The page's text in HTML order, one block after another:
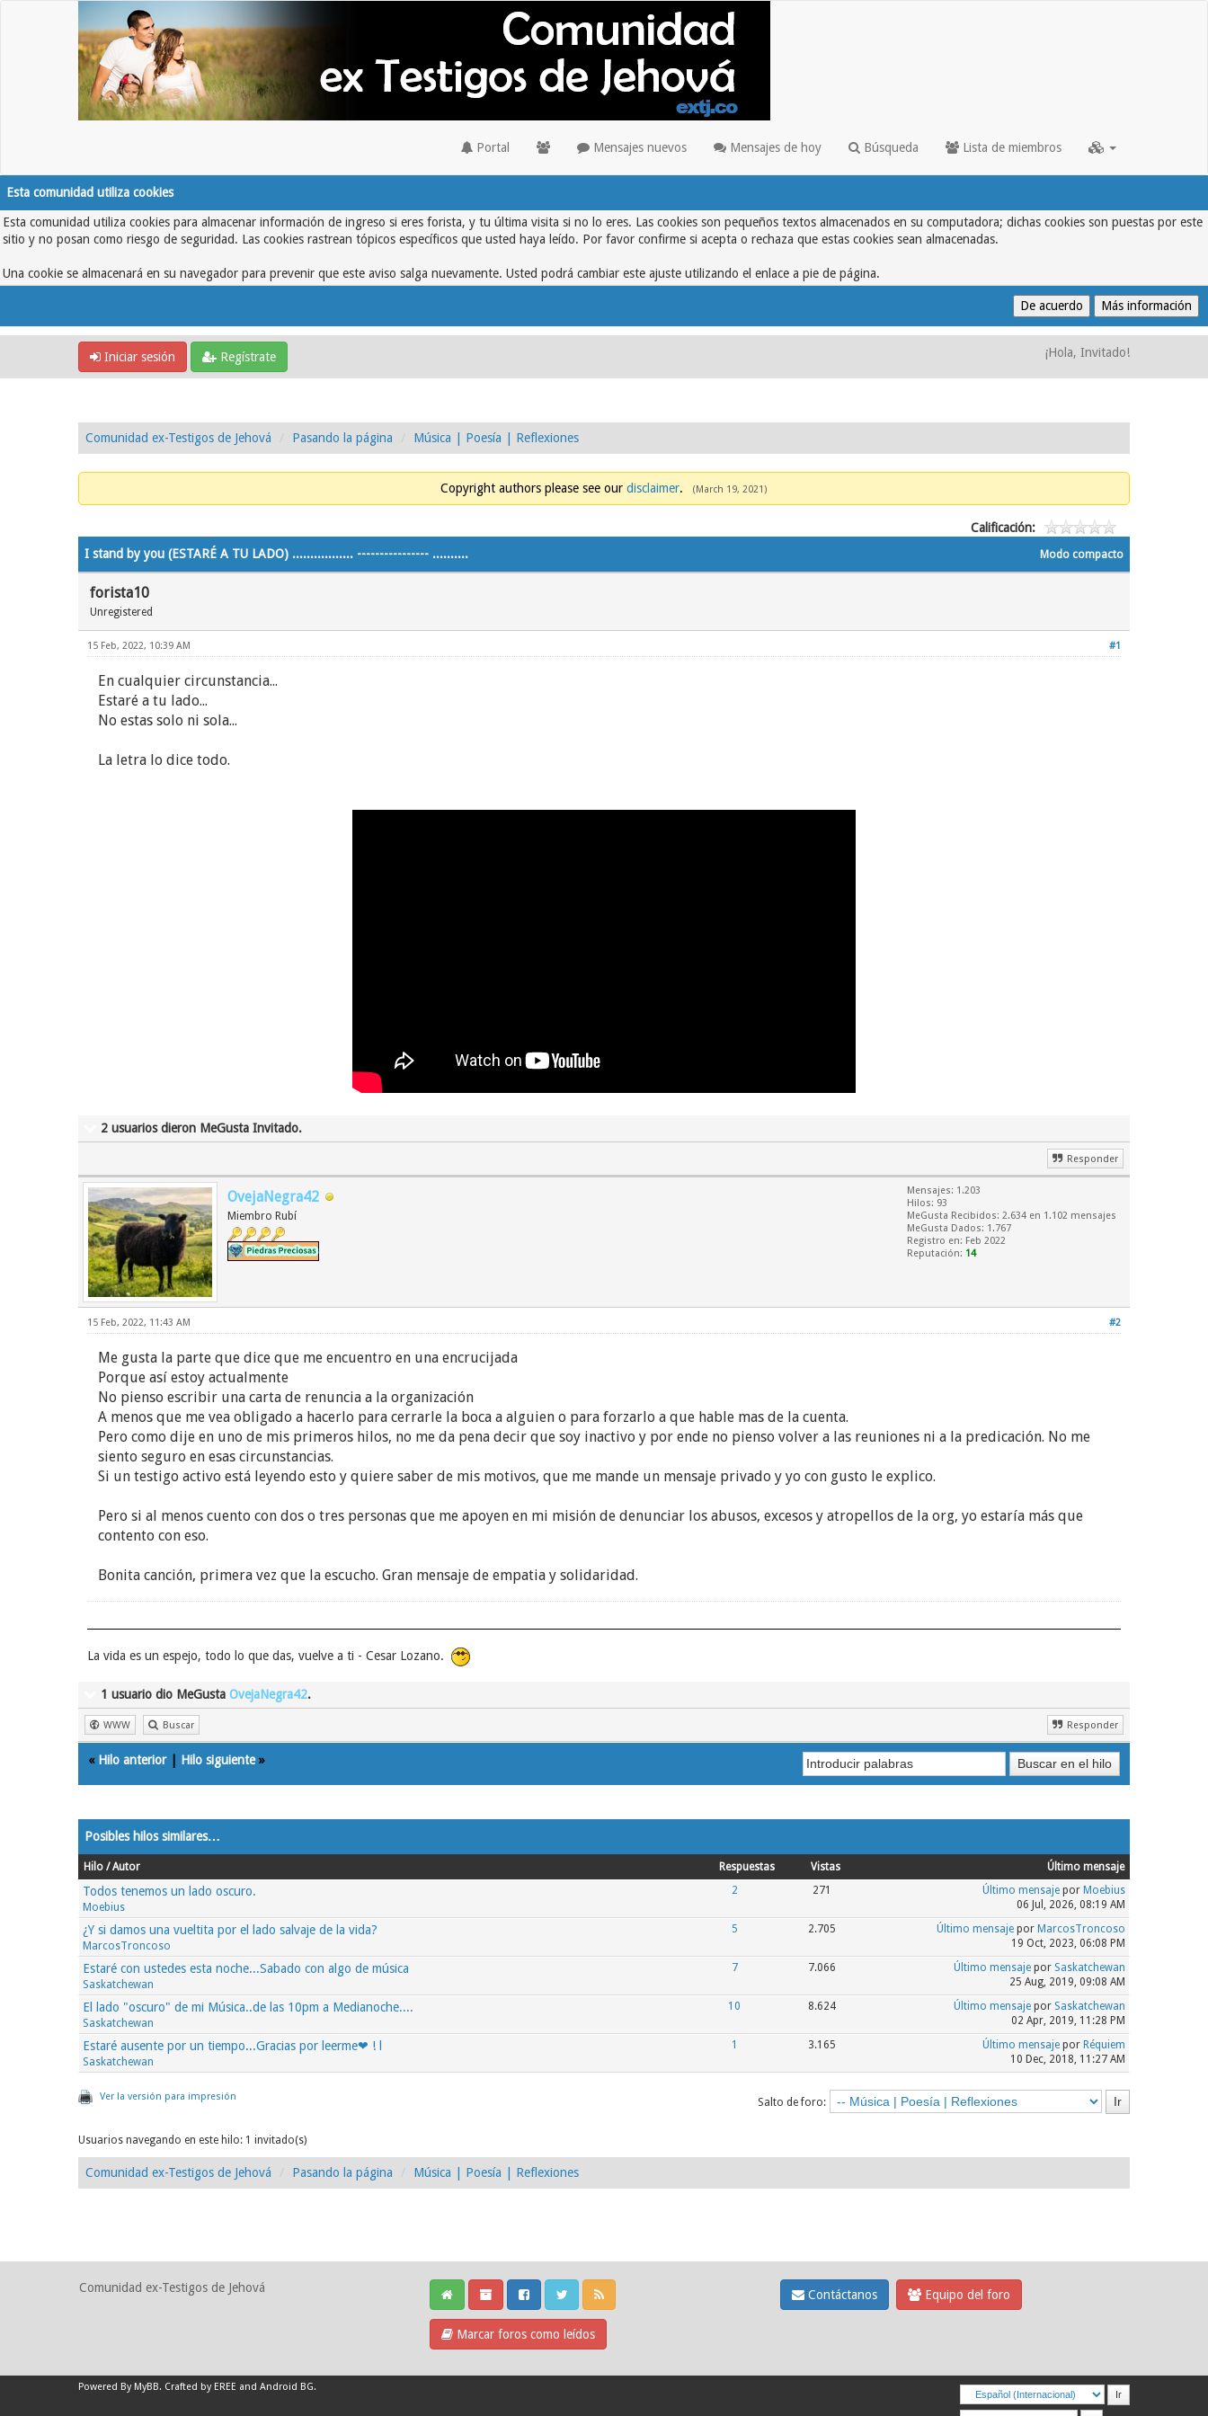
Portal Mensajes nuevos Mensajes de hoy Búsqueda Lista de miembros
Esta comunidad utiliza cookies
Esta comunidad utiliza cookies para almacenar información de ingreso si eres forista, y tu última visita si no lo eres. Las cookies son pequeños textos almacenados en su computadora; dichas cookies son puestas por este
sitio y no posan como riesgo de seguridad. Las cookies rastrean tópicos específicos que usted haya leído. Por favor confirme si acepta o rechaza que estas cookies sean almacenadas.
Una cookie se almacenará en su navegador para prevenir que este aviso salga nuevamente. Usted podrá cambiar este ajuste utilizando el enlace a pie de página.
Iniciar sesión Regístrate ¡Hola, Invitado!
Comunidad ex-Testigos de Jehová Pasando la página Música | Poesía | Reflexiones
Copyright authors please see our disclaimer. (March 19, 2021)
Calificación:
Modo compacto
I stand by you (ESTARÉ A TU LADO) ................. ---------------- ..........
forista10
Unregistered
#1
15 Feb, 2022, 10:39 AM
En cualquier circunstancia...
Estaré a tu lado...
No estas solo ni sola...
La letra lo dice todo.
2 usuarios dieron MeGusta Invitado.
Responder
OvejaNegra42
Miembro Rubí
Mensajes: 1.203
Hilos: 93
MeGusta Recibidos: 2.634 en 1.102 mensajes
MeGusta Dados: 1.767
Registro en: Feb 2022
Reputación: 14
#2
15 Feb, 2022, 11:43 AM
Me gusta la parte que dice que me encuentro en una encrucijada
Porque así estoy actualmente
No pienso escribir una carta de renuncia a la organización
A menos que me vea obligado a hacerlo para cerrarle la boca a alguien o para forzarlo a que hable mas de la cuenta.
Pero como dije en uno de mis primeros hilos, no me da pena decir que soy inactivo y por ende no pienso volver a las reuniones ni a la predicación. No me
siento seguro en esas circunstancias.
Si un testigo activo está leyendo esto y quiere saber de mis motivos, que me mande un mensaje privado y yo con gusto le explico.
Pero si al menos cuento con dos o tres personas que me apoyen en mi misión de denunciar los abusos, excesos y atropellos de la org, yo estaría más que
contento con eso.
Bonita canción, primera vez que la escucho. Gran mensaje de empatia y solidaridad.
La vida es un espejo, todo lo que das, vuelve a ti - Cesar Lozano.
1 usuario dio MeGusta OvejaNegra42.
WWW Buscar Responder
« Hilo anterior| Hilo siguiente»
Posibles hilos similares…
Hilo / Autor Respuestas Vistas Último mensaje
Todos tenemos un lado oscuro.
Moebius
2 271 Último mensajepor Moebius
06 Jul, 2026, 08:19 AM
¿Y si damos una vueltita por el lado salvaje de la vida?
MarcosTroncoso
5 2.705 Último mensajepor MarcosTroncoso
19 Oct, 2023, 06:08 PM
Estaré con ustedes esta noche...Sabado con algo de música
Saskatchewan
7 7.066 Último mensajepor Saskatchewan
25 Aug, 2019, 09:08 AM
El lado "oscuro" de mi Música..de las 10pm a Medianoche....
Saskatchewan
10 8.624 Último mensajepor Saskatchewan
02 Apr, 2019, 11:28 PM
Estaré ausente por un tiempo...Gracias por leerme❤ ! l
Saskatchewan
1 3.165 Último mensajepor Réquiem
10 Dec, 2018, 11:27 AM
Ver la versión para impresión Salto de foro:
Usuarios navegando en este hilo: 1 invitado(s)
Comunidad ex-Testigos de Jehová Pasando la página Música | Poesía | Reflexiones
Comunidad ex-Testigos de Jehová
Marcar foros como leídos
Contáctanos Equipo del foro
Powered By MyBB. Crafted by EREE and Android BG.